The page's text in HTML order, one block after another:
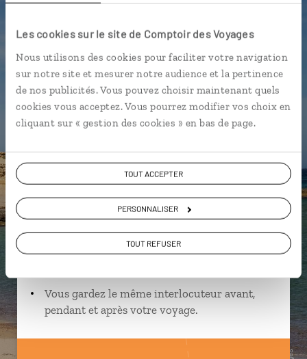
Les cookies sur le site de Comptoir des Voyages
Nous utilisons des cookies pour faciliter votre navigation
sur notre site et mesurer notre audience et la pertinence
de nos publicités. Vous pouvez choisir maintenant quels
cookies vous acceptez. Vous pourrez modifier vos choix en
cliquant sur « gestion des cookies » en bas de page.
TOUT ACCEPTER
PERSONNALISER
TOUT REFUSER
Sanae,
spécialiste Espagne
Suivez vos envies et demandez conseils à nos
spécialistes
Ils sauront organiser votre itinéraire au plus
près de vos envies et de la réalité du pays.
Échangez en face à face ou depuis nos studios
connectés en agence, mais aussi par email ou
Vous gardez le même interlocuteur avant,
pendant et après votre voyage.